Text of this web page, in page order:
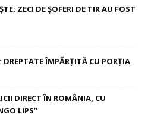
ZECI DE ȘOFERI DE TIR AU FOST
DREPTATE ÎMPĂRȚITĂ CU PORȚIA
DIRECT ÎN ROMÂNIA, CU
LIPS”